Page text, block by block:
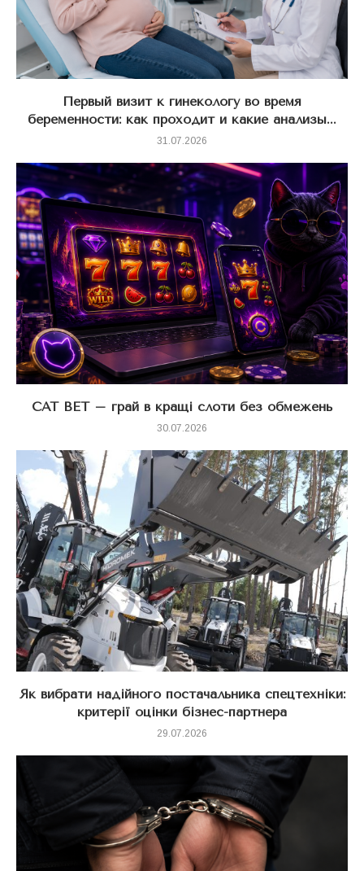
Первый визит к гинекологу во время
беременности: как проходит и какие анализы...
31.07.2026
CAT BET – грай в кращі слоти без обмежень
30.07.2026
Як вибрати надійного постачальника спецтехніки:
критерії оцінки бізнес-партнера
29.07.2026